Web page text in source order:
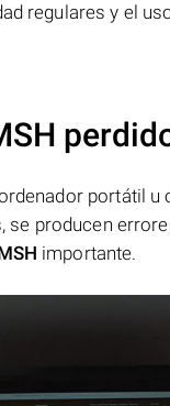
regulares y el
portátil
producen
importante.